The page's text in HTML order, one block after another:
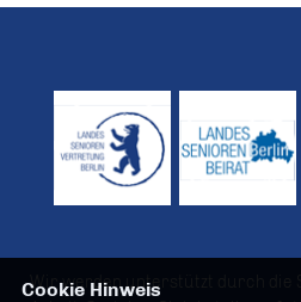
Wir werden unterstützt durch die
Cookie Hinweis